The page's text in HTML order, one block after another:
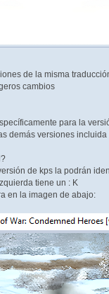
de la misma
cambios
para la
demás versiones incluida
de kps la podrán
tiene un : K
en la imagen de abajo: